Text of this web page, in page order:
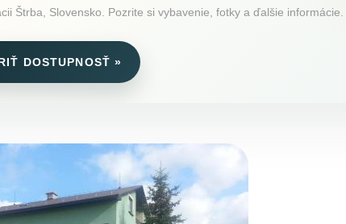
Štrba, Slovensko. Pozrite si vybavenie, fotky a ďalšie informácie.
DOSTUPNOSŤ »